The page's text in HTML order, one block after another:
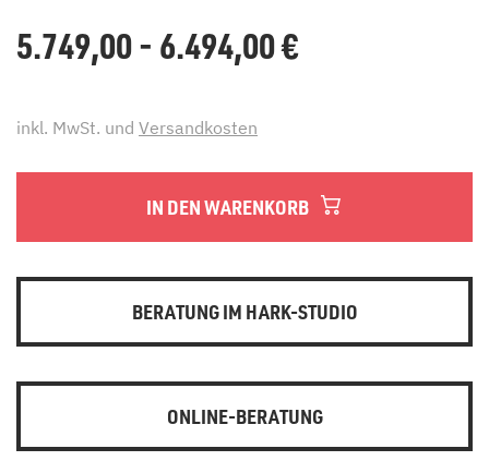
5.749,00 - 6.494,00€
inkl. MwSt. und Versandkosten
IN DEN WARENKORB
BERATUNG IM HARK-STUDIO
ONLINE-BERATUNG